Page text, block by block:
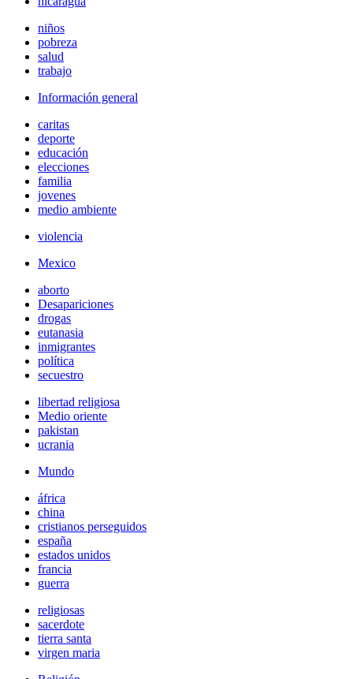
niños
pobreza
salud
trabajo
Información general
caritas
deporte
educación
elecciones
familia
jovenes
medio ambiente
violencia
Mexico
aborto
Desapariciones
drogas
eutanasia
inmigrantes
política
secuestro
libertad religiosa
Medio oriente
pakistan
ucrania
Mundo
áfrica
china
cristianos perseguidos
españa
estados unidos
francia
guerra
religiosas
sacerdote
tierra santa
virgen maria